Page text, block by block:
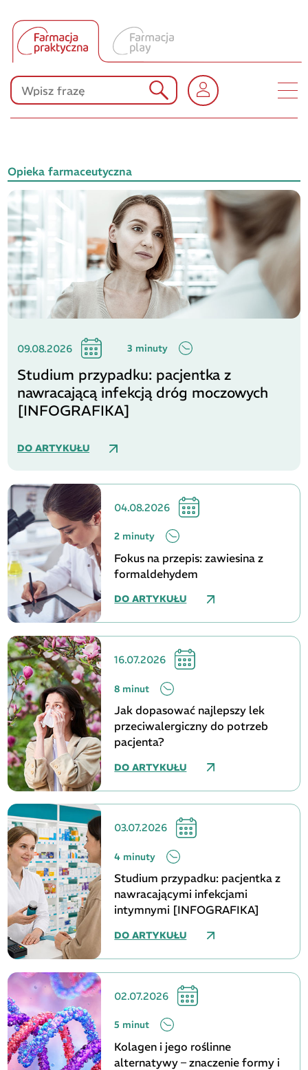
Produkty Polpharmy
KONKURSY
Opieka farmaceutyczna
09.08.2026 3 minuty
Studium przypadku: pacjentka z
nawracającą infekcją dróg moczowych
[INFOGRAFIKA]
DO ARTYKUŁU
04.08.2026
2 minuty
Fokus na przepis: zawiesina z
formaldehydem
DO ARTYKUŁU
16.07.2026
8 minut
Jak dopasować najlepszy lek
przeciwalergiczny do potrzeb
pacjenta?
DO ARTYKUŁU
03.07.2026
4 minuty
Studium przypadku: pacjentka z
nawracającymi infekcjami
intymnymi [INFOGRAFIKA]
DO ARTYKUŁU
02.07.2026
5 minut
Kolagen i jego roślinne
alternatywy – znaczenie formy i